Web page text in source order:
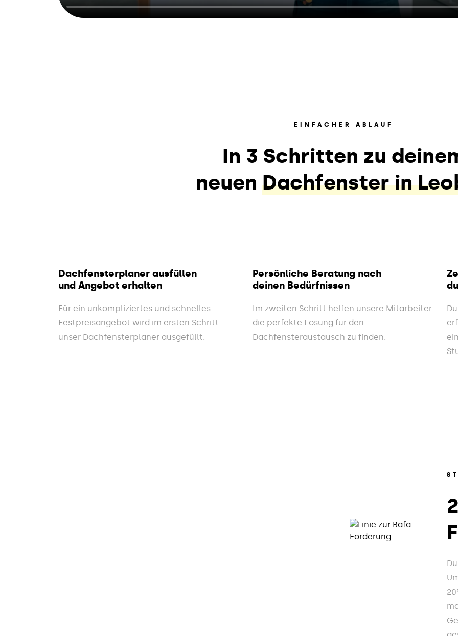
EINFACHER ABLAUF
In 3 Schritten zu
neuen Dachfenster in
Dachfensterplaner ausfüllen
und Angebot erhalten
Für ein unkompliziertes und schnelles
Festpreisangebot wird im ersten Schritt
unser Dachfensterplaner ausgefüllt.
Persönliche Beratung nach
deinen Bedürfnissen
Im zweiten Schritt helfen unsere Mitarbeiter
die perfekte Lösung für den
Dachfensteraustausch zu finden.